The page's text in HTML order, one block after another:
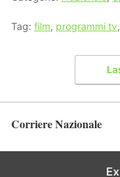
Tag: film, programmi tv,
Corriere Nazionale